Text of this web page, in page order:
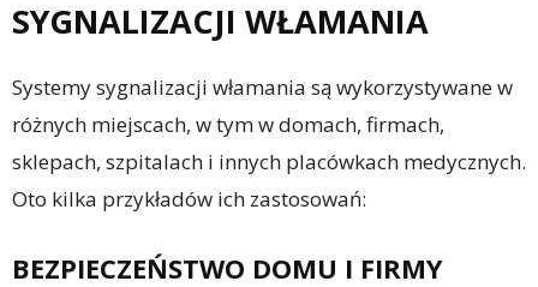
SYGNALIZACJI WŁAMANIA
Systemy sygnalizacji włamania są wykorzystywane w
różnych miejscach, w tym w domach, firmach,
sklepach, szpitalach i innych placówkach medycznych.
Oto kilka przykładów ich zastosowań:
BEZPIECZEŃSTWO DOMU I FIRMY